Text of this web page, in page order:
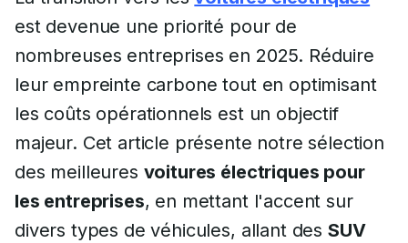
est devenue une priorité pour de
nombreuses entreprises en 2025. Réduire
leur empreinte carbone tout en optimisant
les coûts opérationnels est un objectif
majeur. Cet article présente notre sélection
des meilleures voitures électriques pour
les entreprises, en mettant l'accent sur
divers types de véhicules, allant des SUV